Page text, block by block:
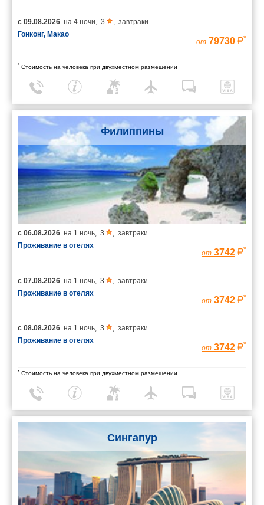
с 09.08.2026 на 4 ночи, 3 , завтраки
Гонконг, Макао
от 79730 *
* Стоимость на человека при двухместном размещении
Филиппины
с 06.08.2026 на 1 ночь, 3 , завтраки
Проживание в отелях
от 3742 *
с 07.08.2026 на 1 ночь, 3 , завтраки
Проживание в отелях
от 3742 *
с 08.08.2026 на 1 ночь, 3 , завтраки
Проживание в отелях
от 3742 *
* Стоимость на человека при двухместном размещении
Сингапур